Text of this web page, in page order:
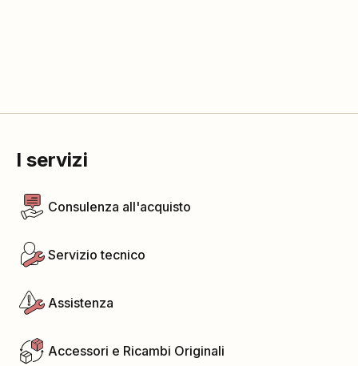
I servizi
Consulenza all'acquisto
Servizio tecnico
Assistenza
Accessori e Ricambi Originali